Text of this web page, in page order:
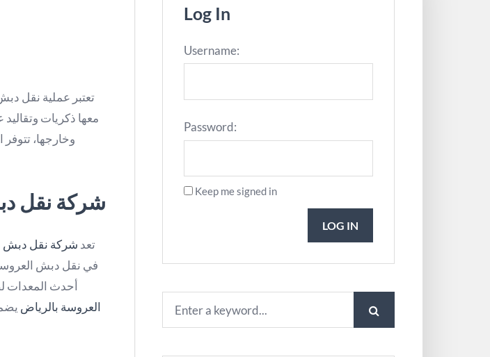
تعتبر عملية نقل
معها ذكريات
وخارجها،
شركة نقل
تعد شركة نقل دبش
في نقل دبش
أحدث المعدات
العروسة بالرياض
Log In
Username:
Password:
Keep me signed in
LOG IN